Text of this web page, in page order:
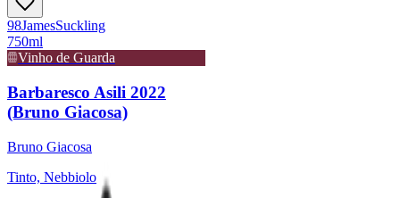
98JamesSuckling
750ml
Vinho de Guarda
Barbaresco Asili 2022
(Bruno Giacosa)
Bruno Giacosa
Tinto, Nebbiolo